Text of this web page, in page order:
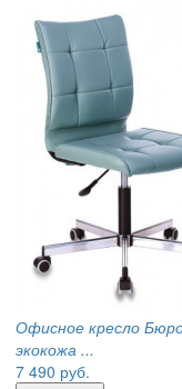
Офисное кресло
экокожа ...
7 490 руб.